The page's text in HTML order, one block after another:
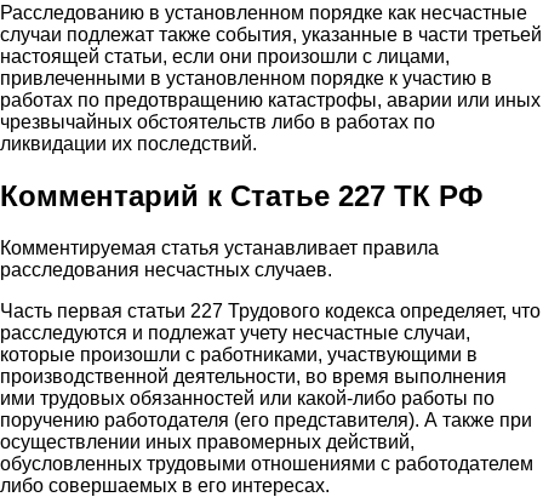
Расследованию в установленном порядке как несчастные
случаи подлежат также события, указанные в части третьей
настоящей статьи, если они произошли с лицами,
привлеченными в установленном порядке к участию в
работах по предотвращению катастрофы, аварии или иных
чрезвычайных обстоятельств либо в работах по
ликвидации их последствий.
Комментарий к Статье 227 ТК РФ
Комментируемая статья устанавливает правила
расследования несчастных случаев.
Часть первая статьи 227 Трудового кодекса определяет, что
расследуются и подлежат учету несчастные случаи,
которые произошли с работниками, участвующими в
производственной деятельности, во время выполнения
ими трудовых обязанностей или какой-либо работы по
поручению работодателя (его представителя). А также при
осуществлении иных правомерных действий,
обусловленных трудовыми отношениями с работодателем
либо совершаемых в его интересах.